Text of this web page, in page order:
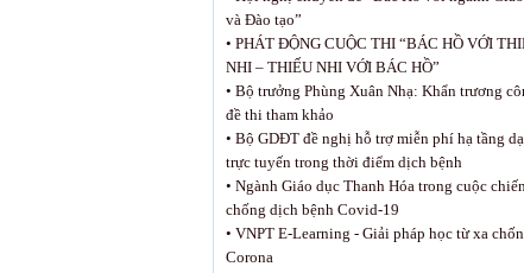
và Đào tạo”
• PHÁT ĐỘNG CUỘC THI “BÁC HỒ VỚI
NHI – THIẾU NHI VỚI BÁC HỒ”
• Bộ trưởng Phùng Xuân Nhạ: Khẩn trương
đề thi tham khảo
• Bộ GDĐT đề nghị hỗ trợ miễn phí hạ tầng
trực tuyến trong thời điểm dịch bệnh
• Ngành Giáo dục Thanh Hóa trong cuộc
chống dịch bệnh Covid-19
• VNPT E-Learning - Giải pháp học từ xa
Corona